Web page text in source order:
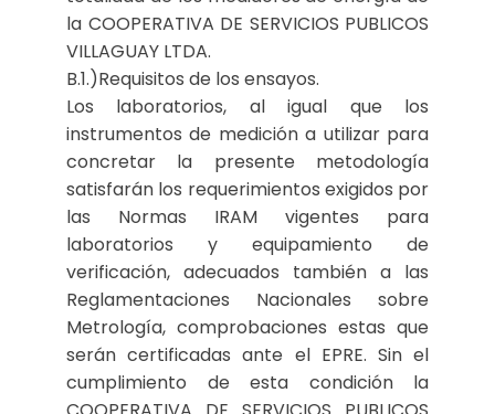
la COOPERATIVA DE SERVICIOS PUBLICOS
VILLAGUAY LTDA.
B.1.)Requisitos de los ensayos.
Los laboratorios, al igual que los
instrumentos de medición a utilizar para
concretar la presente metodología
satisfarán los requerimientos exigidos por
las Normas IRAM vigentes para
laboratorios y equipamiento de
verificación, adecuados también a las
Reglamentaciones Nacionales sobre
Metrología, comprobaciones estas que
serán certificadas ante el EPRE. Sin el
cumplimiento de esta condición la